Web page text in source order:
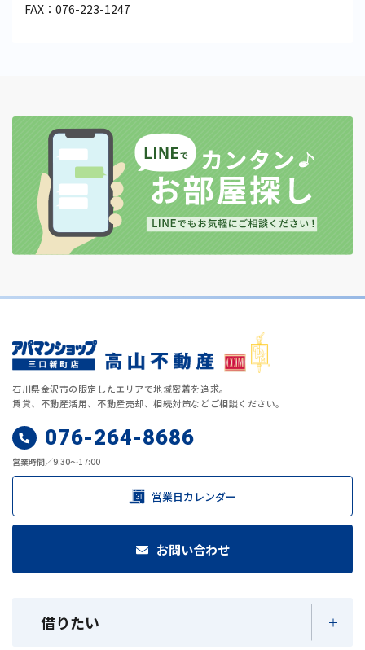
FAX：076-223-1247
石川県金沢市の限定したエリアで地域密着を追求。
賃貸、不動産活用、不動産売却、相続対策などご相談ください。
076-264-8686
営業時間／9:30～17:00
営業日カレンダー
お問い合わせ
借りたい